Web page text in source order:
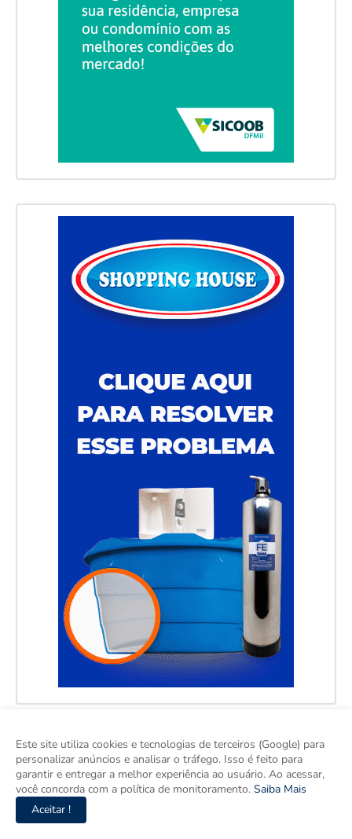
Este site utiliza cookies e tecnologias de terceiros (Google) para
personalizar anúncios e analisar o tráfego. Isso é feito para
garantir e entregar a melhor experiência ao usuário. Ao acessar,
você concorda com a política de monitoramento. Saiba Mais
Aceitar !